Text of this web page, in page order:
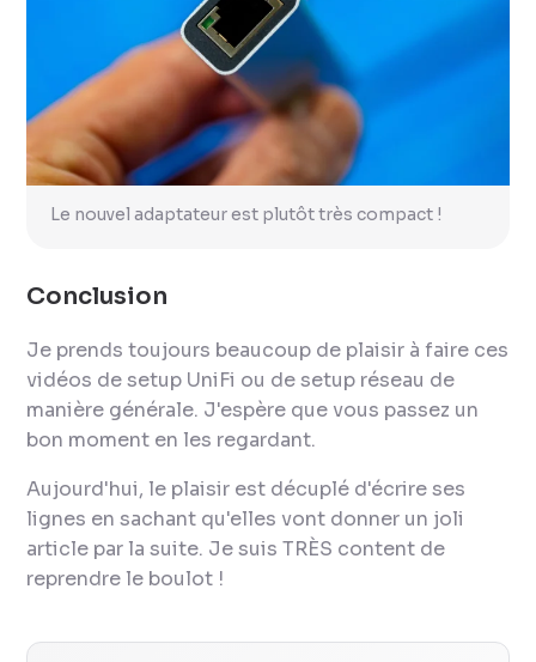
Le nouvel adaptateur est plutôt très compact !
Conclusion
Je prends toujours beaucoup de plaisir à faire ces
vidéos de setup UniFi ou de setup réseau de
manière générale. J'espère que vous passez un
bon moment en les regardant.
Aujourd'hui, le plaisir est décuplé d'écrire ses
lignes en sachant qu'elles vont donner un joli
article par la suite. Je suis TRÈS content de
reprendre le boulot !